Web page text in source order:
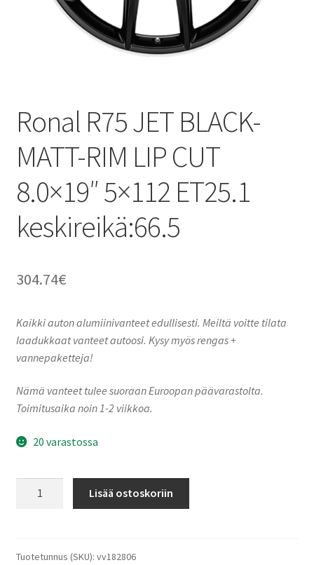
Ronal R75 JET BLACK-
MATT-RIM LIP CUT
8.0×19″ 5×112 ET25.1
keskireikä:66.5
304.74€
Kaikki auton alumiinivanteet edullisesti. Meiltä voitte tilata
laadukkaat vanteet autoosi. Kysy myös rengas +
vannepaketteja!
Nämä vanteet tulee suoraan Euroopan päävarastolta.
Toimitusaika noin 1-2 viikkoa.
20 varastossa
MATT-
Lisää ostoskoriin
Tuotetunnus (SKU): vv182806